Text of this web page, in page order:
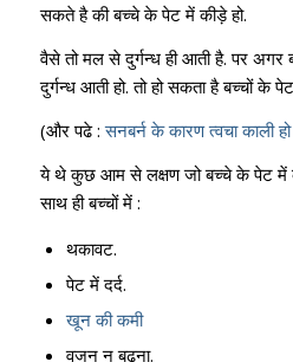
सकते है की बच्चे के पेट में कीड़े हो.
वैसे तो मल से दुर्गन्ध ही आती है. पर अगर
दुर्गन्ध आती हो. तो हो सकता है बच्चों के
(और पढे :सनबर्न के कारण त्वचा काली
ये थे कुछ आम से लक्षण जो बच्चे के पेट में
साथ ही बच्चों में :
थकावट.
पेट में दर्द.
खून की कमी
वजन न बढ़ना.